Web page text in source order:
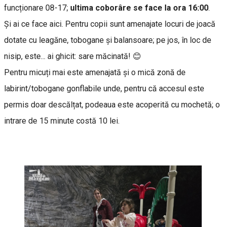
funcționare 08-17; ultima coborâre se face la ora 16:00.
Și ai ce face aici. Pentru copii sunt amenajate locuri de joacă
dotate cu leagăne, tobogane și balansoare; pe jos, în loc de
nisip, este... ai ghicit: sare măcinată! 😊
Pentru micuți mai este amenajată și o mică zonă de
labirint/tobogane gonflabile unde, pentru că accesul este
permis doar descălțat, podeaua este acoperită cu mochetă; o
intrare de 15 minute costă 10 lei.